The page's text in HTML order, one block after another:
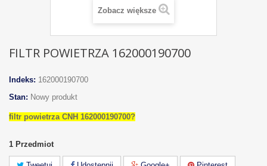
Zobacz większe
FILTR POWIETRZA 162000190700
Indeks: 162000190700
Stan: Nowy produkt
filtr powietrza CNH 162000190700?
1 Przedmiot